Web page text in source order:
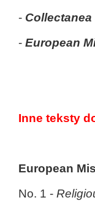
-
- European
Inne teksty
European
No. 1 -